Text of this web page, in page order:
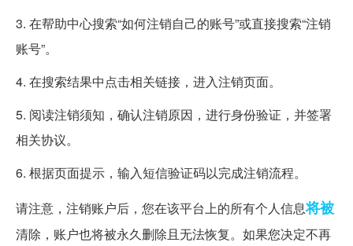
3. 在帮助中心搜索“如何注销自己的账号”或直接搜索“注销
账号”。
4. 在搜索结果中点击相关链接，进入注销页面。
5. 阅读注销须知，确认注销原因，进行身份验证，并签署
相关协议。
6. 根据页面提示，输入短信验证码以完成注销流程。
请注意，注销账户后，您在该平台上的所有个人信息将被
清除，账户也将被永久删除且无法恢复。如果您决定不再